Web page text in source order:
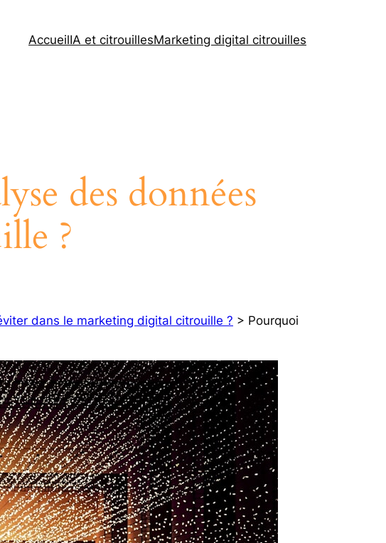
AccueilIA et citrouillesMarketing digital citrouilles
des données
?
dans le marketing digital citrouille ? > Pourquoi